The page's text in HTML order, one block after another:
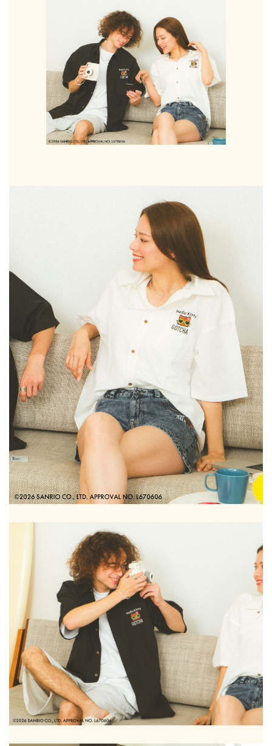
M
L
XXL
XXXL
29inc
30inc
32inc
34inc
36inc
38inc
40inc
KIDS
カラー